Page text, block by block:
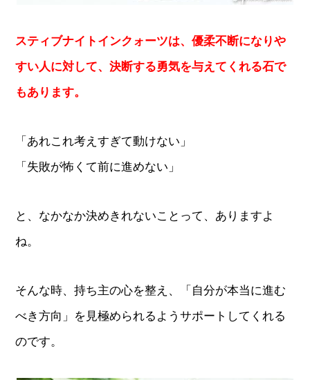
スティブナイトインクォーツは、優柔不断になりや
すい人に対して、決断する勇気を与えてくれる石で
もあります。
「あれこれ考えすぎて動けない」
「失敗が怖くて前に進めない」
と、なかなか決めきれないことって、ありますよ
ね。
そんな時、持ち主の心を整え、「自分が本当に進む
べき方向」を見極められるようサポートしてくれる
のです。